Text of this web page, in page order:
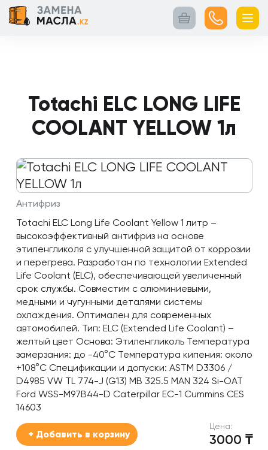
Главная
Контакты
Кейсы
Каталог
Услуги
Totachi ELC LONG LIFE
COOLANT YELLOW 1л
Антифриз
Totachi ELC Long Life Coolant Yellow 1 литр –
высокоэффективный антифриз на основе
этиленгликоля с улучшенной защитой от коррозии
и перегрева. Разработан по технологии Extended
Life Coolant (ELC), обеспечивающей увеличенный
срок службы. Совместим с алюминиевыми,
медными и чугунными деталями системы
охлаждения. Оптимален для современных
автомобилей. Тип: ELC (Extended Life Coolant) –
желтый цвет Основа: Этиленгликоль Температура
замерзания: до -40°C Температура кипения: около
+108°C Спецификации и допуски: ASTM D3306 /
D4985 VW TL 774-J (G13) MB 325.5 MAN 324 Si-OAT
Ford WSS-M97B44-D Caterpillar EC-1 Cummins CES
14603
Цена:
3000 ₸
+ Добавить в корзину